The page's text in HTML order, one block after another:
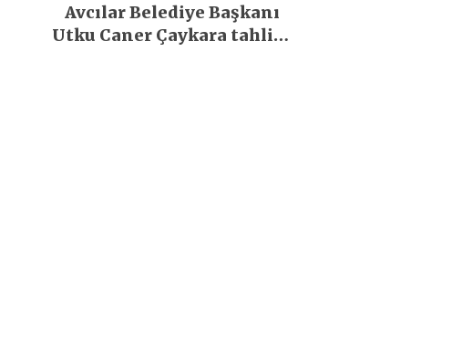
Avcılar Belediye Başkanı
Utku Caner Çaykara tahliye